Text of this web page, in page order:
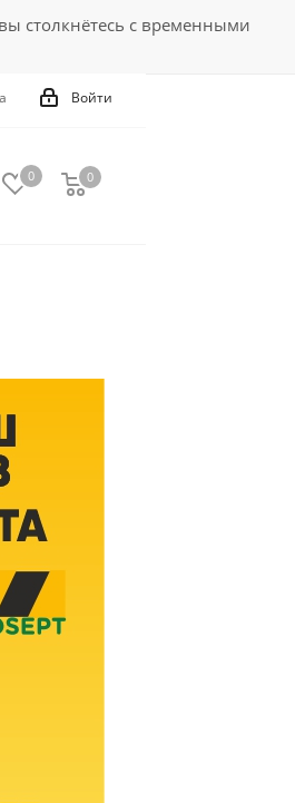
столкнётесь с временными
Войти
0 0
0